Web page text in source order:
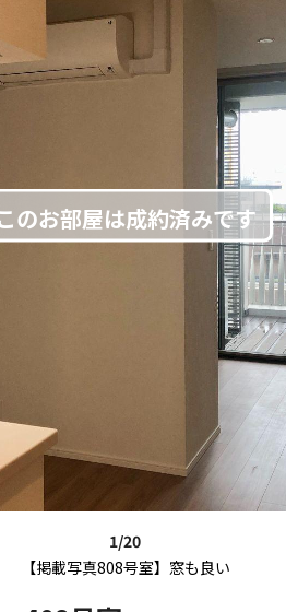
1/20
【掲載写真808号室】窓も良い